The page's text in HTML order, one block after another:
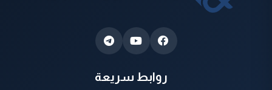
روابط سريعة